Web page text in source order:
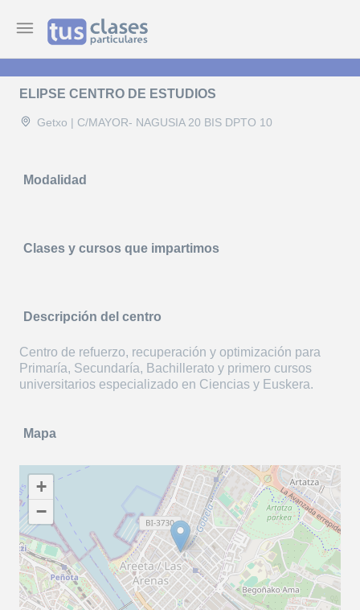
ELIPSE CENTRO DE ESTUDIOS
Getxo | C/MAYOR- NAGUSIA 20 BIS DPTO 10
Modalidad
Clases y cursos que impartimos
Descripción del centro
Centro de refuerzo, recuperación y optimización para
Primaría, Secundaría, Bachillerato y primero cursos
universitarios especializado en Ciencias y Euskera.
Mapa
+
−